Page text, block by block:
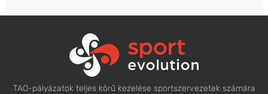
TAO-pályázatok teljes körű kezelése sportszervezetek számára